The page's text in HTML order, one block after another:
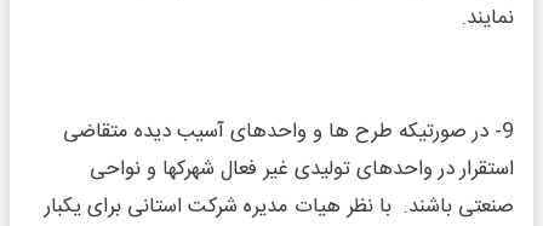
نمایند.
9- در صورتیکه طرح ها و واحدهای آسیب دیده متقاضی
استقرار در واحدهای تولیدی غیر فعال شهرکها و نواحی
صنعتی باشند. با نظر هیات مدیره شرکت استانی برای یکبار